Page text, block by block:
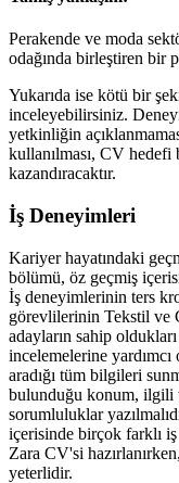
Perakende ve moda
odağında birleştiren bir
Yukarıda ise kötü bir
inceleyebilirsiniz.
yetkinliğin
kullanılması, CV
kazandıracaktır.
İş Deneyimleri
Kariyer hayatındaki
bölümü, öz geçmiş
İş deneyimlerinin ters
görevlilerinin Tekstil ve
adayların sahip
incelemelerine
aradığı tüm bilgileri
bulunduğu konum, ilgili
sorumluluklar
içerisinde birçok farklı
Zara CV'si
yeterlidir.